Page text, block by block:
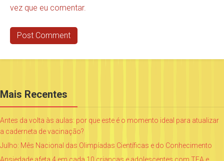
vez que eu comentar.
Mais Recentes
Antes da volta às aulas: por que este é o momento ideal para atualizar
a caderneta de vacinação?
Julho: Mês Nacional das Olimpíadas Científicas e do Conhecimento
Ansiedade afeta 4 em cada 10 crianças e adolescentes com TEA e